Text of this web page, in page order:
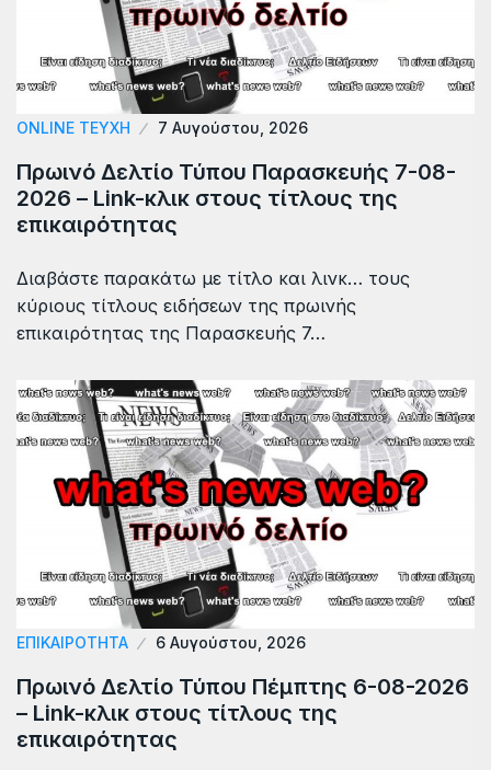
ONLINE ΤΕΎΧΗ 7 Αυγούστου, 2026
Πρωινό Δελτίο Τύπου Παρασκευής 7-08-
2026 – Link-κλικ στους τίτλους της
επικαιρότητας
Διαβάστε παρακάτω με τίτλο και λινκ… τους
κύριους τίτλους ειδήσεων της πρωινής
επικαιρότητας της Παρασκευής 7…
ΕΠΙΚΑΙΡΟΤΗΤΑ 6 Αυγούστου, 2026
Πρωινό Δελτίο Τύπου Πέμπτης 6-08-2026
– Link-κλικ στους τίτλους της
επικαιρότητας